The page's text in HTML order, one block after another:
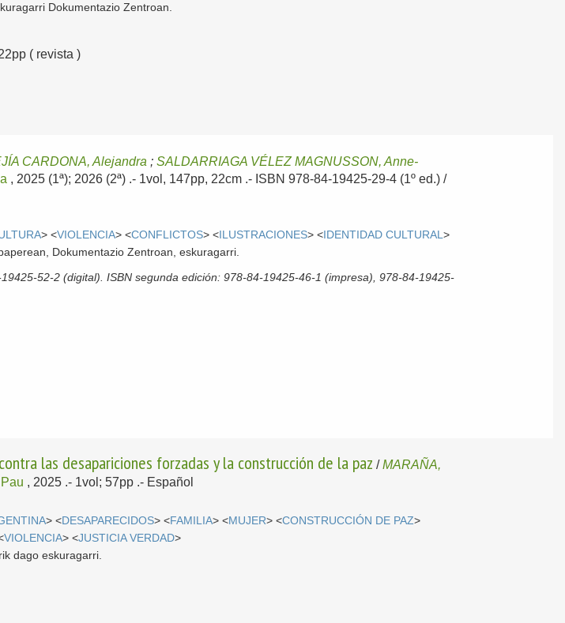
Dokumentazio Zentroan.
( revista )
CARDONA, Alejandra ;SALDARRIAGA VÉLEZ MAGNUSSON, Anne-
, 2025 (1ª); 2026 (2ª) .- 1vol, 147pp, 22cm .- ISBN 978-84-19425-29-4 (1º ed.) /
> <VIOLENCIA> <CONFLICTOS> < ILUSTRACIONES> < IDENTIDAD CULTURAL>
Dokumentazio Zentroan, eskuragarri.
52-2 (digital). ISBN segunda edición: 978-84-19425-46-1 (impresa), 978-84-19425-
las desapariciones forzadas y la construcción de la paz /MARAÑA,
, 2025 .- 1vol; 57pp .- Español
> <DESAPARECIDOS> <FAMILIA> <MUJER> <CONSTRUCCIÓN DE PAZ>
VIOLENCIA> <JUSTICIA VERDAD>
dago eskuragarri.